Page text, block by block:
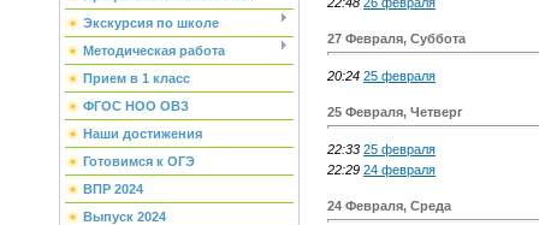
Экскурсия по школе
Методическая работа
Прием в 1 класс
ФГОС НОО ОВЗ
Наши достижения
Готовимся к ОГЭ
ВПР 2024
Выпуск 2024
27 Февраля, Суббота
20:24 25 февраля
25 Февраля, Четверг
22:33 25 февраля
22:29 24 февраля
24 Февраля, Среда